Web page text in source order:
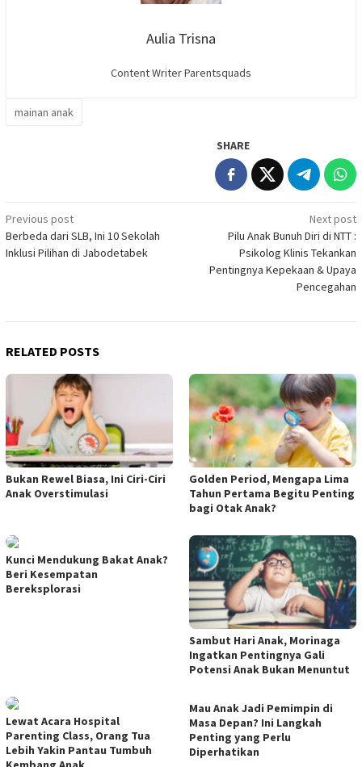
Aulia Trisna
Content Writer Parentsquads
mainan anak
SHARE
Post
navigation
Previous post
Berbeda dari SLB, Ini 10 Sekolah
Inklusi Pilihan di Jabodetabek
Next post
Pilu Anak Bunuh Diri di NTT :
Psikolog Klinis Tekankan
Pentingnya Kepekaan & Upaya
Pencegahan
RELATED POSTS
Bukan Rewel Biasa, Ini Ciri-Ciri
Anak Overstimulasi
Golden Period, Mengapa Lima
Tahun Pertama Begitu Penting
bagi Otak Anak?
Kunci Mendukung Bakat Anak?
Beri Kesempatan
Bereksplorasi
Sambut Hari Anak, Morinaga
Ingatkan Pentingnya Gali
Potensi Anak Bukan Menuntut
Lewat Acara Hospital
Parenting Class, Orang Tua
Lebih Yakin Pantau Tumbuh
Mau Anak Jadi Pemimpin di
Masa Depan? Ini Langkah
Penting yang Perlu
Diperhatikan